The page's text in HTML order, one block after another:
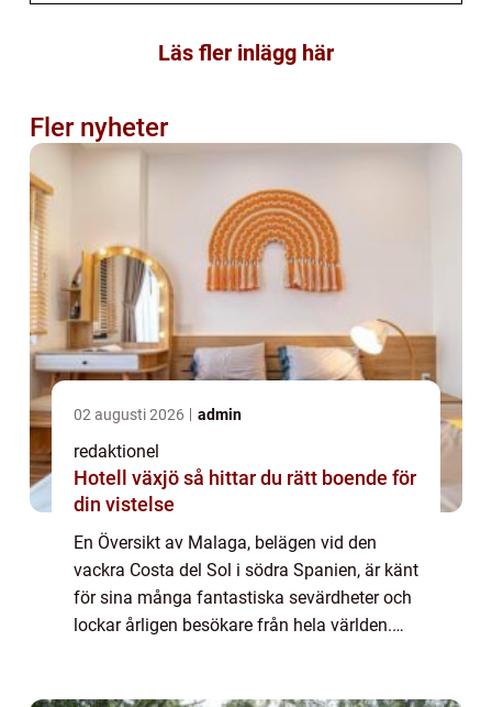
Läs fler inlägg här
Fler nyheter
02 augusti 2026 admin
redaktionel
Hotell växjö så hittar du rätt boende för
din vistelse
En Översikt av Malaga, belägen vid den
vackra Costa del Sol i södra Spanien, är känt
för sina många fantastiska sevärdheter och
lockar årligen besökare från hela världen.